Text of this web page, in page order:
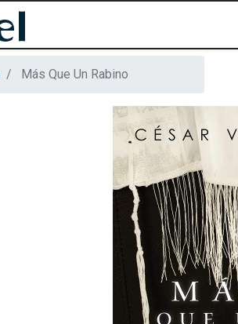
Más Que Un Rabino